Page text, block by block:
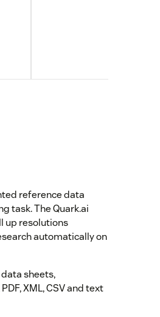
reference data
task. The Quark.ai
up resolutions
automatically on
sheets,
XML, CSV and text